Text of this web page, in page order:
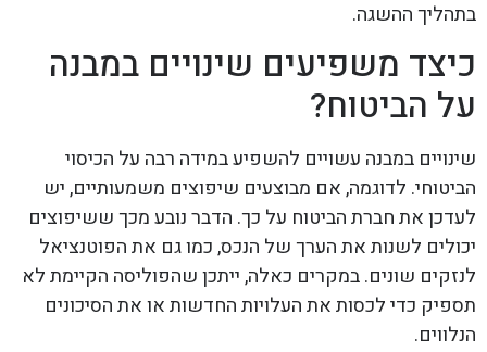
בתהליך ההשגה.
כיצד משפיעים שינויים במבנה
על הביטוח?
שינויים במבנה עשויים להשפיע במידה רבה על הכיסוי
הביטוחי. לדוגמה, אם מבוצעים שיפוצים משמעותיים, יש
לעדכן את חברת הביטוח על כך. הדבר נובע מכך ששיפוצים
יכולים לשנות את הערך של הנכס, כמו גם את הפוטנציאל
לנזקים שונים. במקרים כאלה, ייתכן שהפוליסה הקיימת לא
תספיק כדי לכסות את העלויות החדשות או את הסיכונים
הנלווים.